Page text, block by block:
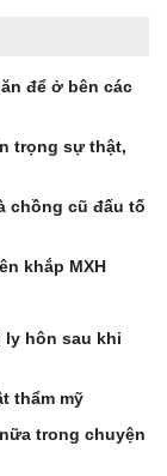
để ở bên các
trọng sự thật,
chồng cũ đấu tố
khắp MXH
ly hôn sau khi
thẩm mỹ
trong chuyện